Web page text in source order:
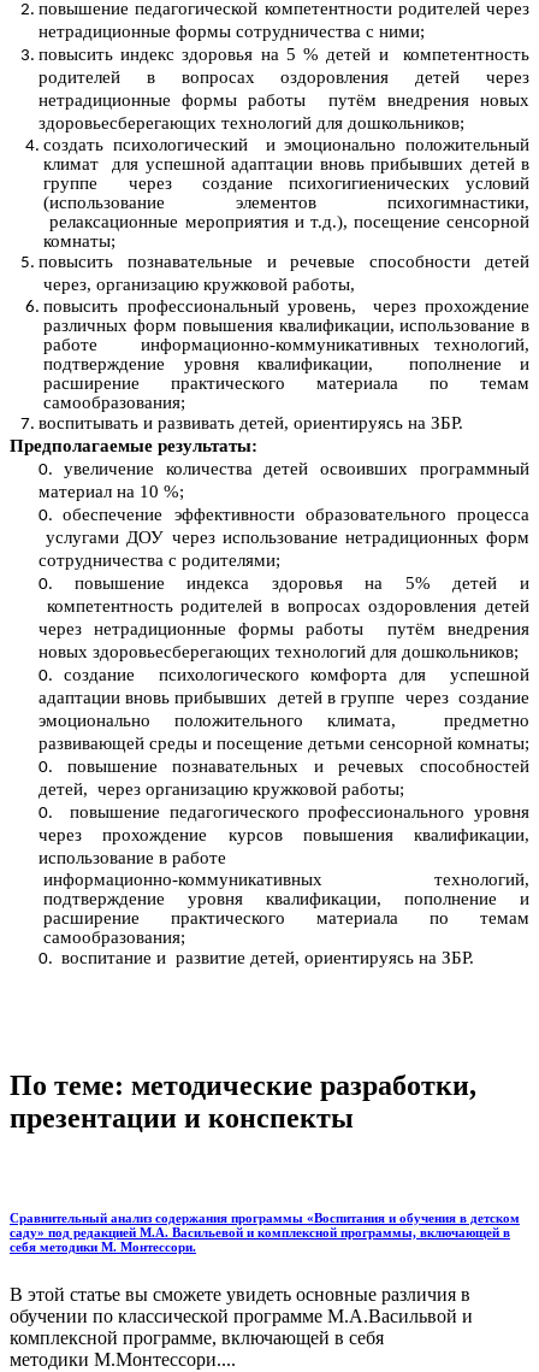
повышение педагогической компетентности родителей через
нетрадиционные формы сотрудничества с ними;
повысить индекс здоровья на 5 % детей и компетентность
родителей в вопросах оздоровления детей через
нетрадиционные формы работы путём внедрения новых
здоровьесберегающих технологий для дошкольников;
создать психологический и эмоционально положительный
климат для успешной адаптации вновь прибывших детей в
группе через создание психогигиенических условий
(использование элементов психогимнастики,
релаксационные мероприятия и т.д.), посещение сенсорной
комнаты;
повысить познавательные и речевые способности детей
через, организацию кружковой работы,
повысить профессиональный уровень, через прохождение
различных форм повышения квалификации, использование в
работе информационно-коммуникативных технологий,
подтверждение уровня квалификации, пополнение и
расширение практического материала по темам
самообразования;
воспитывать и развивать детей, ориентируясь на ЗБР.
Предполагаемые результаты:
увеличение количества детей освоивших программный
материал на 10 %;
обеспечение эффективности образовательного процесса
услугами ДОУ через использование нетрадиционных форм
сотрудничества с родителями;
повышение индекса здоровья на 5% детей и
компетентность родителей в вопросах оздоровления детей
через нетрадиционные формы работы путём внедрения
новых здоровьесберегающих технологий для дошкольников;
создание психологического комфорта для успешной
адаптации вновь прибывших детей в группе через создание
эмоционально положительного климата, предметно
развивающей среды и посещение детьми сенсорной комнаты;
повышение познавательных и речевых способностей
детей, через организацию кружковой работы;
повышение педагогического профессионального уровня
через прохождение курсов повышения квалификации,
использование в работе
информационно-коммуникативных технологий,
подтверждение уровня квалификации, пополнение и
расширение практического материала по темам
самообразования;
воспитание и развитие детей, ориентируясь на ЗБР.
По теме: методические разработки,
презентации и конспекты
Сравнительный анализ содержания программы «Воспитания и обучения в детском
саду» под редакцией М.А. Васильевой и комплексной программы, включающей в
себя методики М. Монтессори.
В этой статье вы сможете увидеть основные различия в
обучении по классической программе М.А.Васильвой и
комплексной программе, включающей в себя
методики М.Монтессори....